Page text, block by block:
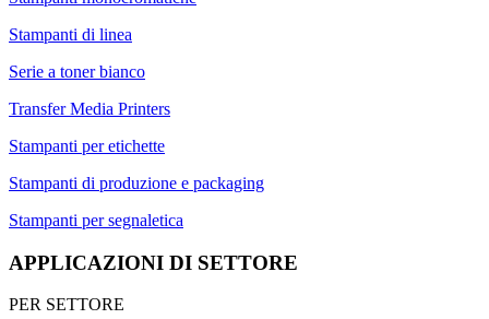
Stampanti di linea
Serie a toner bianco
Transfer Media Printers
Stampanti per etichette
Stampanti di produzione e packaging
Stampanti per segnaletica
APPLICAZIONI DI SETTORE
PER SETTORE